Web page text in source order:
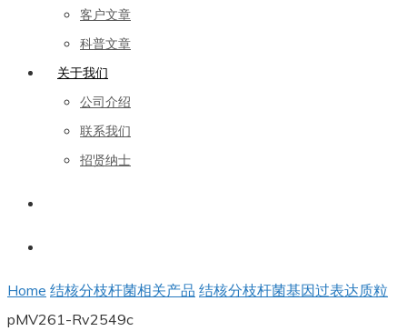
客户文章
科普文章
关于我们
公司介绍
联系我们
招贤纳士
Home 结核分枝杆菌相关产品 结核分枝杆菌基因过表达质粒
pMV261-Rv2549c